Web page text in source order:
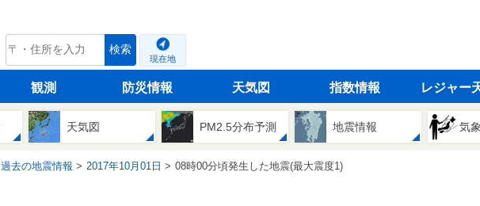
tenki.jp 検索
現在地
観測 防災情報 天気図 指数情報 レジャー
天気図 PM2.5分布予測 地震情報 気
過去の地震情報 2017年10月01日 08時00分頃発生した地震(最大震度1)